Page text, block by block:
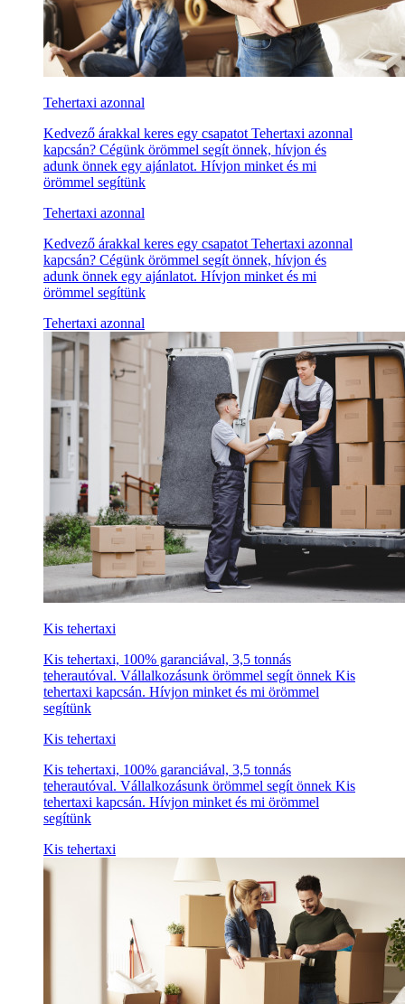
Tehertaxi azonnal
Kedvező árakkal keres egy csapatot Tehertaxi azonnal
kapcsán? Cégünk örömmel segít önnek, hívjon és
adunk önnek egy ajánlatot. Hívjon minket és mi
örömmel segítünk
Tehertaxi azonnal
Kedvező árakkal keres egy csapatot Tehertaxi azonnal
kapcsán? Cégünk örömmel segít önnek, hívjon és
adunk önnek egy ajánlatot. Hívjon minket és mi
örömmel segítünk
Tehertaxi azonnal
Kis tehertaxi
Kis tehertaxi, 100% garanciával, 3,5 tonnás
teherautóval. Vállalkozásunk örömmel segít önnek Kis
tehertaxi kapcsán. Hívjon minket és mi örömmel
segítünk
Kis tehertaxi
Kis tehertaxi, 100% garanciával, 3,5 tonnás
teherautóval. Vállalkozásunk örömmel segít önnek Kis
tehertaxi kapcsán. Hívjon minket és mi örömmel
segítünk
Kis tehertaxi